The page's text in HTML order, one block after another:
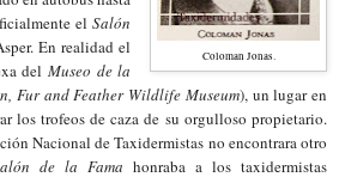
Coloman Jonas.
elSalón
En realidad el
del Museo de la
Fur and Feather Wildlife Museum), un lugar en
los trofeos de caza de su orgulloso propietario.
Nacional de Taxidermistas no encontrara otro
de la Fama honraba a los taxidermistas